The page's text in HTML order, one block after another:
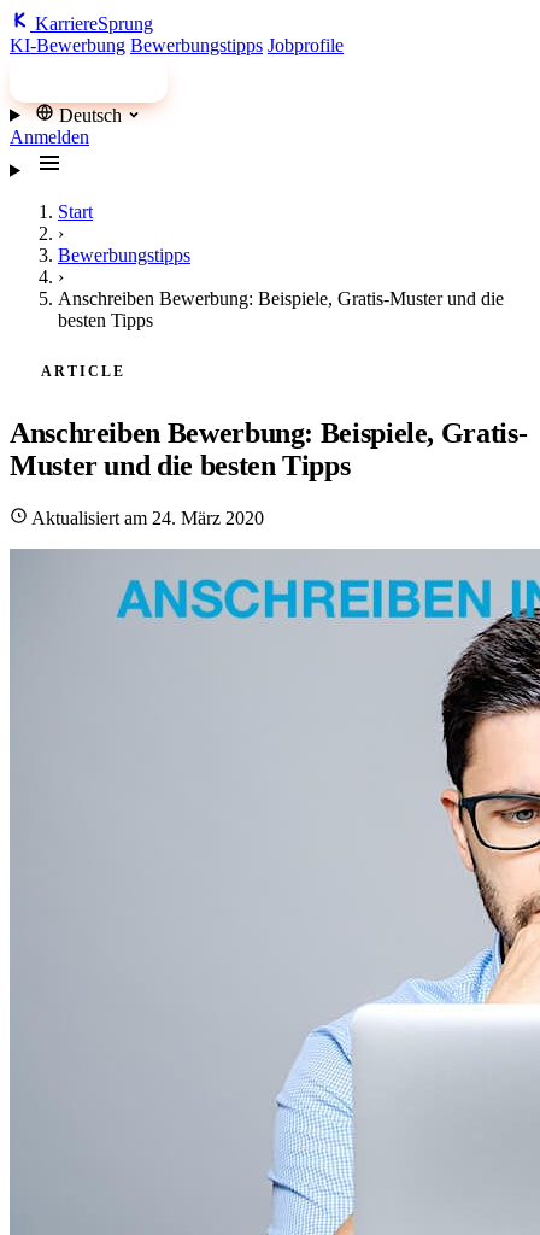
KarriereSprung
KI-Bewerbung Bewerbungstipps Jobprofile
Deutsch
Anmelden
Start
›
Bewerbungstipps
›
Anschreiben Bewerbung: Beispiele, Gratis-Muster und die
besten Tipps
ARTICLE
Anschreiben Bewerbung: Beispiele, Gratis-
Muster und die besten Tipps
Aktualisiert am 24. März 2020